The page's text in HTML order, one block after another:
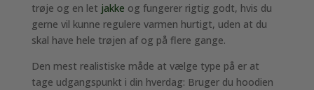
trøje og en let jakke og fungerer rigtig godt, hvis du
gerne vil kunne regulere varmen hurtigt, uden at du
skal have hele trøjen af og på flere gange.
Den mest realistiske måde at vælge type på er at
tage udgangspunkt i din hverdag: Bruger du hoodien